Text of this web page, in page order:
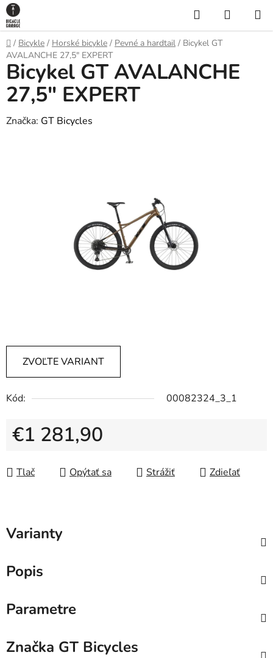
Prejsť
na
obsah
Hľadať
KOŠÍK
Domov
/ Bicykle / Horské bicykle / Pevné a hardtail / Bicykel GT
AVALANCHE 27,5" EXPERT
ZVOĽTE VARIANT
Kód: 00082324_3_1
€1 281,90
Tlač
Opýtať sa Strážiť Zdieľať
Bicykel GT AVALANCHE
27,5" EXPERT
Značka: GT Bicycles
Varianty
Popis
Parametre
Značka GT Bicycles